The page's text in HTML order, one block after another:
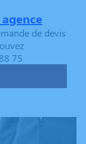
de devis
75